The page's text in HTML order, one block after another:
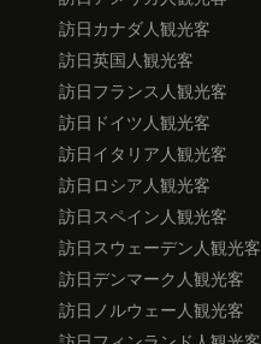
訪日カナダ人観光客
訪日英国人観光客
訪日フランス人観光客
訪日ドイツ人観光客
訪日イタリア人観光客
訪日ロシア人観光客
訪日スペイン人観光客
訪日スウェーデン人観光客
訪日デンマーク人観光客
訪日ノルウェー人観光客